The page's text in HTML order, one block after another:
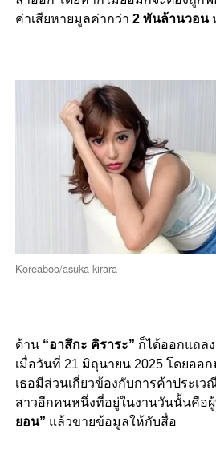
ค่าเสียหายมูลค่ากว่า 2 พันล้านวอน
Koreaboo/asuka kirara
ด้าน “อาสึกะ คิราระ” ก็ได้ออกแถลง
เมื่อวันที่ 21 มิถุนายน 2025 โดยออ
เธอมีส่วนเกี่ยวข้องกับการค้าประเ
สาวอีกคนหนึ่งที่อยู่ในงานวันนั้นคือผู้
ยอน” แล้วขายข้อมูลให้กับสื่อ